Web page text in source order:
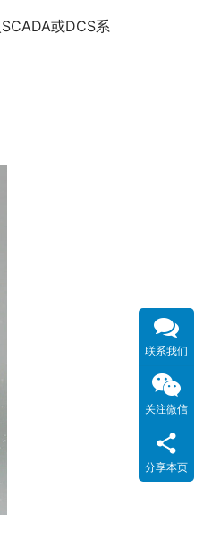
或DCS系
联系我们
关注微信
分享本页